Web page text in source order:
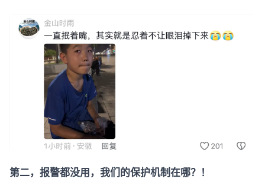
第二，报警都没用，我们的保护机制在哪？！